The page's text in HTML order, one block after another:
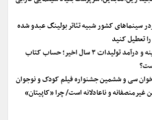
سینماهای کشور شبیه تئاتر بولینگ عبدو شده
تعطیل کنید
بررسی هزینه و درآمد تولیدات ۳ سال اخیر؛ حساب کتاب
سی و ششمین جشنواره فیلم کودک و نوجوان
غیرمنصفانه و ناعادلانه است/ چرا «کاپیتان»